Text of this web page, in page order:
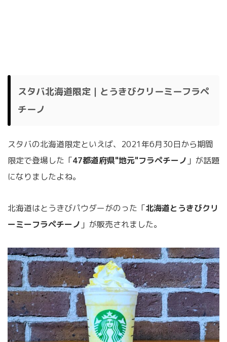
スタバ北海道限定｜とうきびクリーミーフラペ
チーノ
スタバの北海道限定といえば、2021年6月30日から期間
限定で登場した「47都道府県"地元"フラペチーノ 」が話題
になりましたよね。
北海道はとうきびパウダーがのった「北海道とうきびクリ
ーミーフラペチーノ 」が販売されました。